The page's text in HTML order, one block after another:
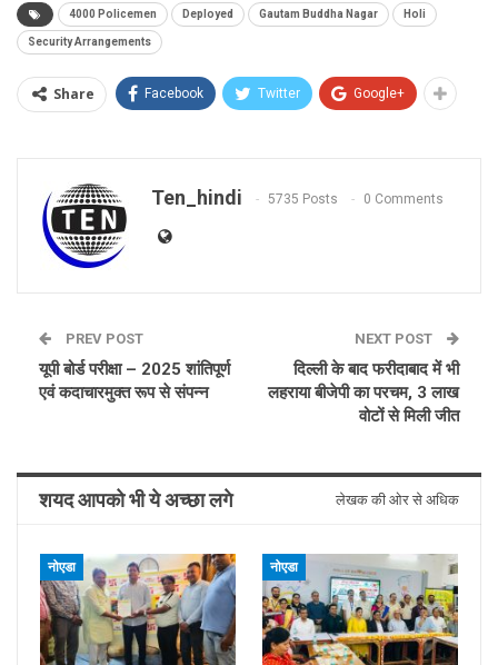
4000 Policemen Deployed Gautam Buddha Nagar Holi
Security Arrangements
Share Facebook Twitter Google+
Ten_hindi 5735 Posts 0 Comments
PREV POST
यूपी बोर्ड परीक्षा – 2025 शांतिपूर्ण
एवं कदाचारमुक्त रूप से संपन्न
NEXT POST
दिल्ली के बाद फरीदाबाद में भी
लहराया बीजेपी का परचम, 3 लाख
वोटों से मिली जीत
शयद आपको भी ये अच्छा लगे लेखक की ओर से अधिक
नोएडा नोएडा